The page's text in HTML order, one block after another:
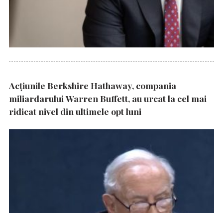
Acțiunile Berkshire Hathaway, compania
miliardarului Warren Buffett, au urcat la cel mai
ridicat nivel din ultimele opt luni